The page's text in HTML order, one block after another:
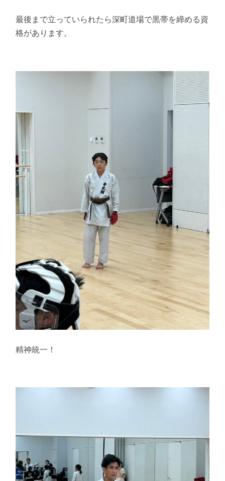
最後まで立っていられたら深町道場で黒帯を締める資
格があります。
精神統一！